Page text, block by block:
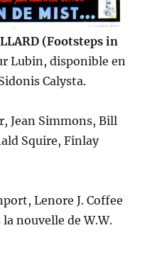
(Footsteps in
Lubin, disponible en
Calysta.
Jean Simmons, Bill
Squire, Finlay
Lenore J. Coffee
nouvelle de W.W.